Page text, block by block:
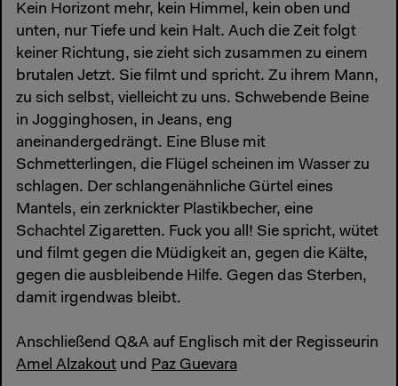
Kein Horizont mehr, kein Himmel, kein oben und
unten, nur Tiefe und kein Halt. Auch die Zeit folgt
keiner Richtung, sie zieht sich zusammen zu einem
brutalen Jetzt. Sie filmt und spricht. Zu ihrem Mann,
zu sich selbst, vielleicht zu uns. Schwebende Beine
in Jogginghosen, in Jeans, eng
aneinandergedrängt. Eine Bluse mit
Schmetterlingen, die Flügel scheinen im Wasser zu
schlagen. Der schlangenähnliche Gürtel eines
Mantels, ein zerknickter Plastikbecher, eine
Schachtel Zigaretten. Fuck you all! Sie spricht, wütet
und filmt gegen die Müdigkeit an, gegen die Kälte,
gegen die ausbleibende Hilfe. Gegen das Sterben,
damit irgendwas bleibt.
Anschließend Q&A auf Englisch mit der Regisseurin
Amel Alzakout und Paz Guevara